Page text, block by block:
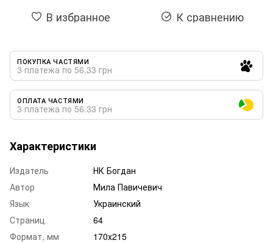
В избранное К сравнению
ПОКУПКА ЧАСТЯМИ
3 платежа по 56.33 грн
ОПЛАТА ЧАСТЯМИ
3 платежа по 56.33 грн
Характеристики
Издатель
НК Богдан
Автор
Мила Павичевич
Язык
Украинский
Страниц
64
Формат, мм
170х215